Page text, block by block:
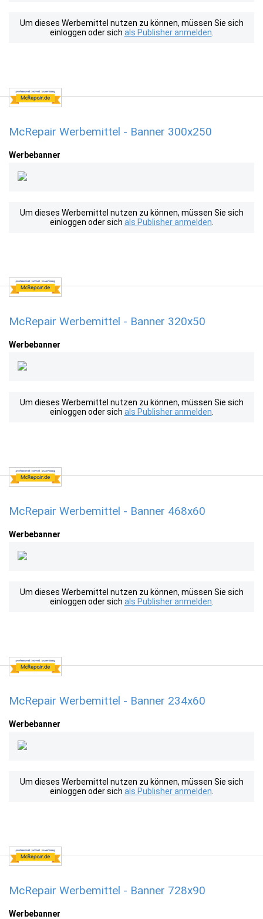
Um dieses Werbemittel nutzen zu können, müssen Sie sich
einloggen oder sich als Publisher anmelden
McRepair Werbemittel - Banner 300x250
Werbebanner
Um dieses Werbemittel nutzen zu können, müssen Sie sich
einloggen oder sich als Publisher anmelden
McRepair Werbemittel - Banner 320x50
Werbebanner
Um dieses Werbemittel nutzen zu können, müssen Sie sich
einloggen oder sich als Publisher anmelden
McRepair Werbemittel - Banner 468x60
Werbebanner
Um dieses Werbemittel nutzen zu können, müssen Sie sich
einloggen oder sich als Publisher anmelden
McRepair Werbemittel - Banner 234x60
Werbebanner
Um dieses Werbemittel nutzen zu können, müssen Sie sich
einloggen oder sich als Publisher anmelden
McRepair Werbemittel - Banner 728x90
Werbebanner